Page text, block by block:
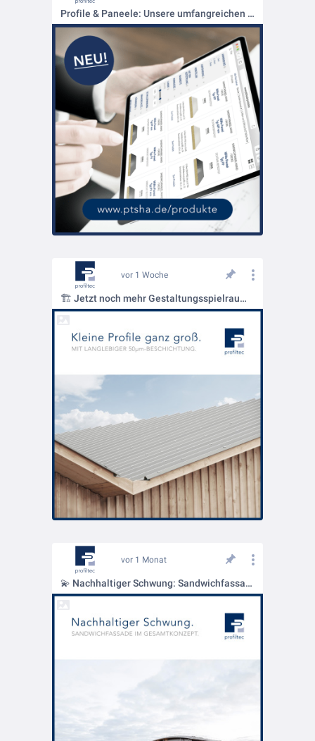
Profile & Paneele: Unsere umfangreichen Produktseiten!
vor 1 Woche
🏗️ Jetzt noch mehr Gestaltungsspielraum im Dachaufbau!
vor 1 Monat
💫 Nachhaltiger Schwung: Sandwichfassade im Gesamtkonzept